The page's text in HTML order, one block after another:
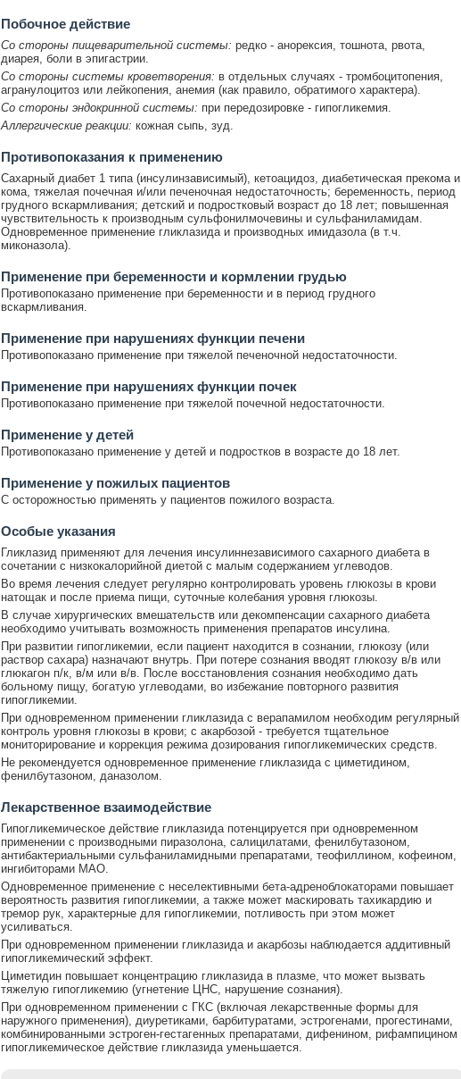
Побочное действие
Со стороны пищеварительной системы: редко - анорексия, тошнота, рвота,
диарея, боли в эпигастрии.
Со стороны системы кроветворения: в отдельных случаях - тромбоцитопения,
агранулоцитоз или лейкопения, анемия (как правило, обратимого характера).
Со стороны эндокринной системы: при передозировке - гипогликемия.
Аллергические реакции: кожная сыпь, зуд.
Противопоказания к применению
Сахарный диабет 1 типа (инсулинзависимый), кетоацидоз, диабетическая прекома и
кома, тяжелая почечная и/или печеночная недостаточность; беременность, период
грудного вскармливания; детский и подростковый возраст до 18 лет; повышенная
чувствительность к производным сульфонилмочевины и сульфаниламидам.
Одновременное применение гликлазида и производных имидазола (в т.ч.
миконазола).
Применение при беременности и кормлении грудью
Противопоказано применение при беременности и в период грудного
вскармливания.
Применение при нарушениях функции печени
Противопоказано применение при тяжелой печеночной недостаточности.
Применение при нарушениях функции почек
Противопоказано применение при тяжелой почечной недостаточности.
Применение у детей
Противопоказано применение у детей и подростков в возрасте до 18 лет.
Применение у пожилых пациентов
С осторожностью применять у пациентов пожилого возраста.
Особые указания
Гликлазид применяют для лечения инсулиннезависимого сахарного диабета в
сочетании с низкокалорийной диетой с малым содержанием углеводов.
Во время лечения следует регулярно контролировать уровень глюкозы в крови
натощак и после приема пищи, суточные колебания уровня глюкозы.
В случае хирургических вмешательств или декомпенсации сахарного диабета
необходимо учитывать возможность применения препаратов инсулина.
При развитии гипогликемии, если пациент находится в сознании, глюкозу (или
раствор сахара) назначают внутрь. При потере сознания вводят глюкозу в/в или
глюкагон п/к, в/м или в/в. После восстановления сознания необходимо дать
больному пищу, богатую углеводами, во избежание повторного развития
гипогликемии.
При одновременном применении гликлазида с верапамилом необходим регулярный
контроль уровня глюкозы в крови; с акарбозой - требуется тщательное
мониторирование и коррекция режима дозирования гипогликемических средств.
Не рекомендуется одновременное применение гликлазида с циметидином,
фенилбутазоном, даназолом.
Лекарственное взаимодействие
Гипогликемическое действие гликлазида потенцируется при одновременном
применении с производными пиразолона, салицилатами, фенилбутазоном,
антибактериальными сульфаниламидными препаратами, теофиллином, кофеином,
ингибиторами МАО.
Одновременное применение с неселективными бета-адреноблокаторами повышает
вероятность развития гипогликемии, а также может маскировать тахикардию и
тремор рук, характерные для гипогликемии, потливость при этом может
усиливаться.
При одновременном применении гликлазида и акарбозы наблюдается аддитивный
гипогликемический эффект.
Циметидин повышает концентрацию гликлазида в плазме, что может вызвать
тяжелую гипогликемию (угнетение ЦНС, нарушение сознания).
При одновременном применении с ГКС (включая лекарственные формы для
наружного применения), диуретиками, барбитуратами, эстрогенами, прогестинами,
комбинированными эстроген-гестагенных препаратами, дифенином, рифампицином
гипогликемическое действие гликлазида уменьшается.